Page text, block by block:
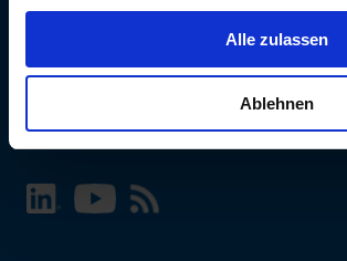
Alle zulassen
Ablehnen
SCHURTER Webseite und Sprache wählen
INTERNATIONAL - Deutsch